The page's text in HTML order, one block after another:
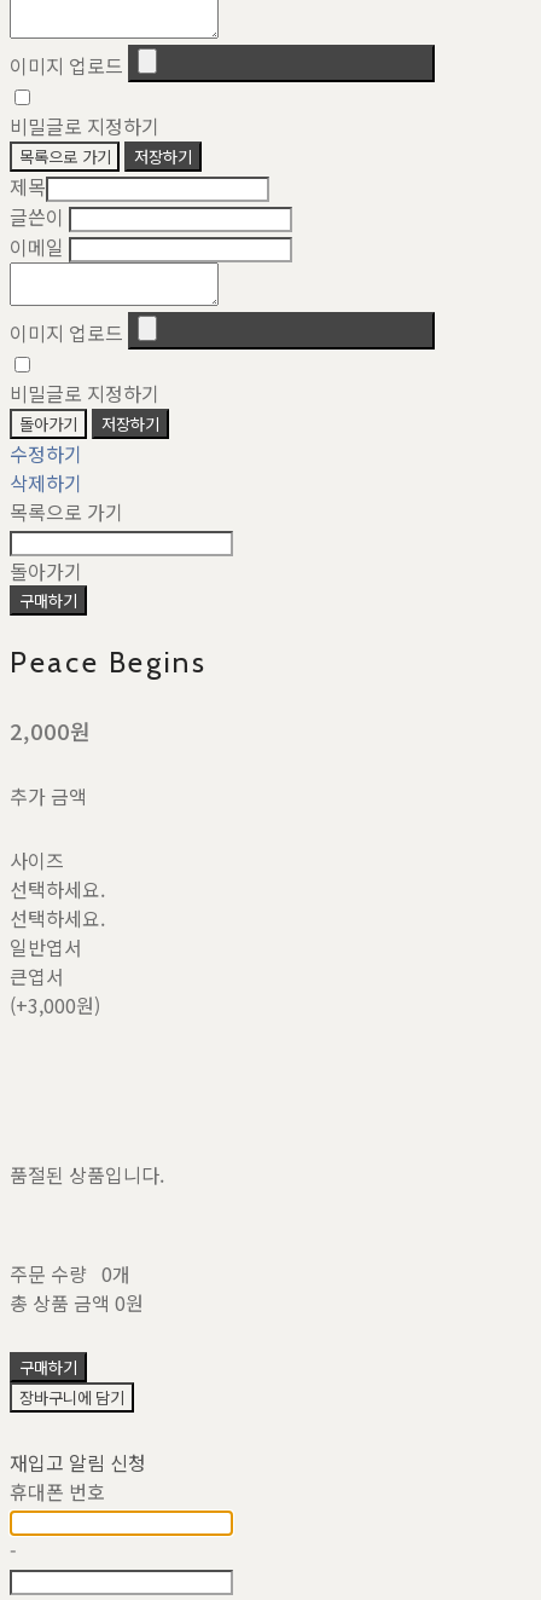
이미지 업로드
비밀글로 지정하기
목록으로 가기 저장하기
제목
글쓴이
이메일
이미지 업로드
비밀글로 지정하기
돌아가기 저장하기
수정하기
삭제하기
목록으로 가기
돌아가기
구매하기
Peace Begins
2,000원
추가 금액
사이즈
선택하세요.
선택하세요.
일반엽서
큰엽서
(+3,000원)
품절된 상품입니다.
주문 수량 0개
총 상품 금액 0원
구매하기
장바구니에 담기
재입고 알림 신청
휴대폰 번호
-